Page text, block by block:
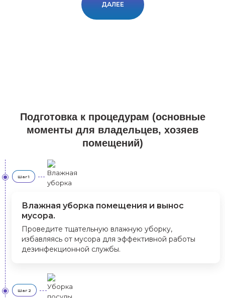
ДАЛЕЕ
Подготовка к процедурам (основные
моменты для владельцев, хозяев
помещений)
Шаг 1
Влажная уборка помещения и вынос
мусора.
Проведите тщательную влажную уборку,
избавляясь от мусора для эффективной работы
дезинфекционной службы.
Шаг 2